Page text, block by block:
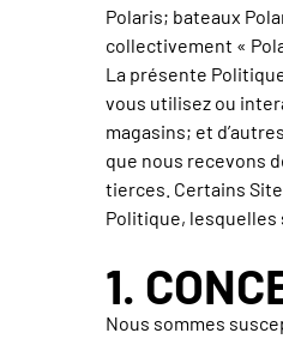
Polaris; bateaux
collectivement «
La présente
vous utilisez ou
magasins; et
que nous recevons
tierces. Certains
Politique, lesquelles
1.
Nous sommes